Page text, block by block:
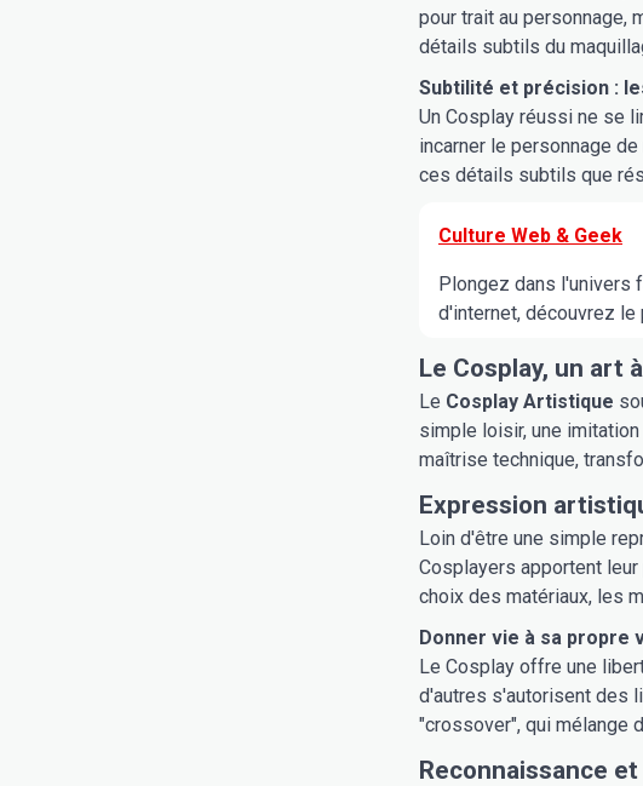
pour trait au personnage,
détails subtils du
Subtilité et précision :
Un Cosplay réussi ne se
incarner le personnage
ces détails subtils que
Culture Web & Geek
Plongez dans l'univers
d'internet, découvrez le
Le Cosplay, un art
Le Cosplay Artistique
simple loisir, une
maîtrise technique,
Expression
Loin d'être une simple
Cosplayers apportent
choix des matériaux, les
Donner vie à sa propre
Le Cosplay offre une
d'autres s'autorisent des
"crossover", qui mélange
Reconnaissance